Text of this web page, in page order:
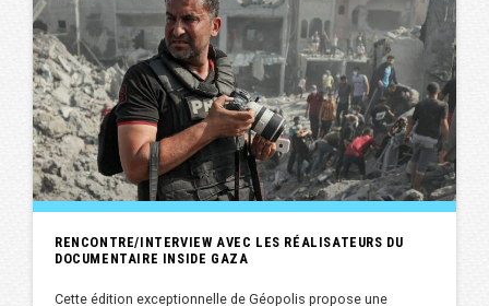
RENCONTRE/INTERVIEW AVEC LES RÉALISATEURS DU
DOCUMENTAIRE INSIDE GAZA
Cette édition exceptionnelle de Géopolis propose une